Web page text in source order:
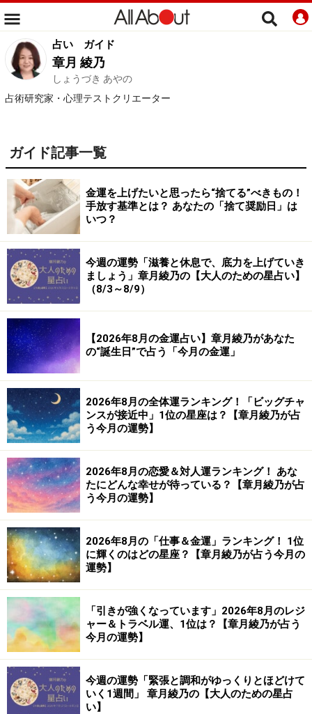
占い ガイド
章月 綾乃
しょうづき あやの
占術研究家・心理テストクリエーター
ガイド記事一覧
金運を上げたいと思ったら“捨てる”べきもの！
手放す基準とは？ あなたの「捨て奨励日」は
いつ？
今週の運勢「滋養と休息で、底力を上げていき
ましょう」章月綾乃の【大人のための星占い】
（8/3～8/9）
【2026年8月の金運占い】章月綾乃があなた
の“誕生日”で占う「今月の金運」
2026年8月の全体運ランキング！「ビッグチャ
ンスが接近中」1位の星座は？【章月綾乃が占
う今月の運勢】
2026年8月の恋愛＆対人運ランキング！ あな
たにどんな幸せが待っている？【章月綾乃が占
う今月の運勢】
2026年8月の「仕事＆金運」ランキング！ 1位
に輝くのはどの星座？【章月綾乃が占う今月の
運勢】
「引きが強くなっています」2026年8月のレジ
ャー＆トラベル運、1位は？【章月綾乃が占う
今月の運勢】
今週の運勢「緊張と調和がゆっくりとほどけて
いく1週間」 章月綾乃の【大人のための星占
い】